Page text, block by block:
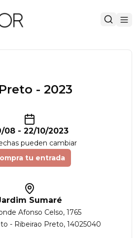
- 2023
08- 22/10/2023
pueden cambiar
tu entrada
Sumaré
Afonso Celso, 1765
- Ribeirao Preto, 14025040